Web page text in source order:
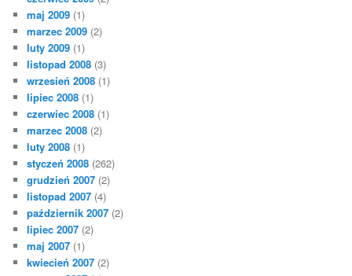
maj 2009 (1)
marzec 2009 (2)
luty 2009 (1)
listopad 2008 (3)
wrzesień 2008 (1)
lipiec 2008 (1)
czerwiec 2008 (1)
marzec 2008 (2)
luty 2008 (1)
styczeń 2008 (262)
grudzień 2007 (2)
listopad 2007 (4)
październik 2007 (2)
lipiec 2007 (2)
maj 2007 (1)
kwiecień 2007 (2)